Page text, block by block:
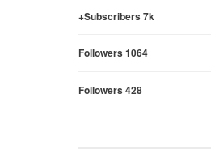
Subscribers 7k+
Followers 1064
Followers 428